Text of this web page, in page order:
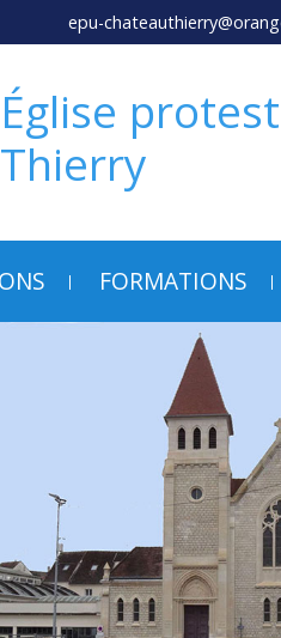
epu-
Église
Thierry
FORMATIONS